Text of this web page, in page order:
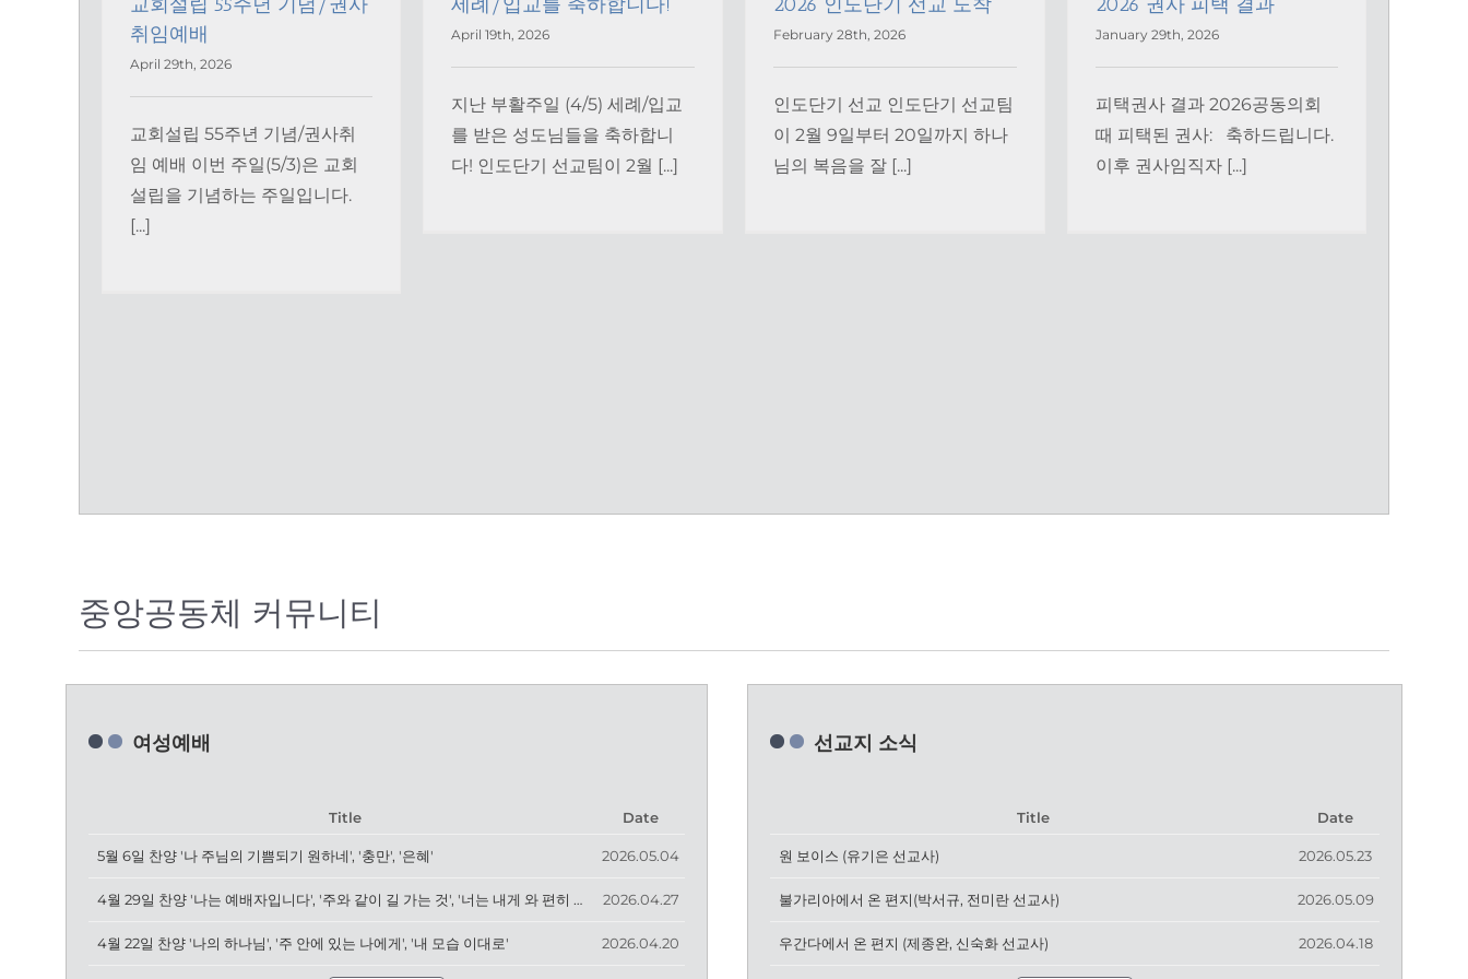
취임예배
April 29th, 2026
교회설립 55주년 기념/권사취
임 예배 이번 주일(5/3)은 교회
설립을 기념하는 주일입니다.
[...]
April 19th, 2026
지난 부활주일 (4/5) 세례/입교
를 받은 성도님들을 축하합니
다! 인도단기 선교팀이 2월 [...]
February 28th, 2026
인도단기 선교 인도단기 선교팀
이 2월 9일부터 20일까지 하나
님의 복음을 잘 [...]
January 29th, 2026
피택권사 결과 2026공동의회
때 피택된 권사: 축하드립니다.
이후 권사임직자 [...]
중앙공동체 커뮤니티
여성예배
Title Date
5월 6일 찬양 '나 주님의 기쁨되기 원하네', '충만', '은혜' 2026.05.04
4월 29일 찬양 '나는 예배자입니다', '주와 같이 길 가는 것', '너는 내게 와 편히 쉬어라 & 은혜 아니면' 2026.04.27
4월 22일 찬양 '나의 하나님', '주 안에 있는 나에게', '내 모습 이대로' 2026.04.20
선교지 소식
Title Date
원 보이스 (유기은 선교사) 2026.05.23
불가리아에서 온 편지(박서규, 전미란 선교사) 2026.05.09
우간다에서 온 편지 (제종완, 신숙화 선교사) 2026.04.18